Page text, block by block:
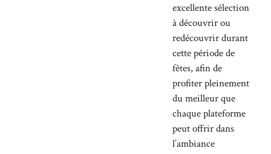
excellente sélection
à découvrir ou
redécouvrir durant
cette période de
fêtes, afin de
profiter pleinement
du meilleur que
chaque plateforme
peut offrir dans
l’ambiance